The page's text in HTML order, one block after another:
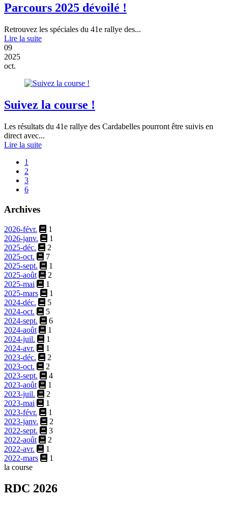
Parcours 2025 dévoilé !
Retrouvez les spéciales du 41e rallye des...
Lire la suite
09
2025
oct.
Suivez la course !
Les résultats du 41e rallye des Cardabelles pourront être suivis en
direct avec...
Lire la suite
1
2
3
6
Archives
2026-févr.
1
2026-janv.
1
2025-déc.
2
2025-oct.
7
2025-sept.
1
2025-août
2
2025-mai
1
2025-mars
1
2024-déc.
5
2024-oct.
5
2024-sept.
6
2024-août
1
2024-juil.
1
2024-avr.
1
2023-déc.
2
2023-oct.
2
2023-sept.
4
2023-août
1
2023-juil.
2
2023-mai
1
2023-févr.
1
2023-janv.
2
2022-sept.
3
2022-août
2
2022-avr.
1
2022-mars
1
la course
RDC 2026